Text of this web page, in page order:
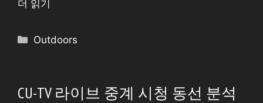
더 읽기
카
Outdoors
CU-TV 라이브 중계 시청 동선 분석